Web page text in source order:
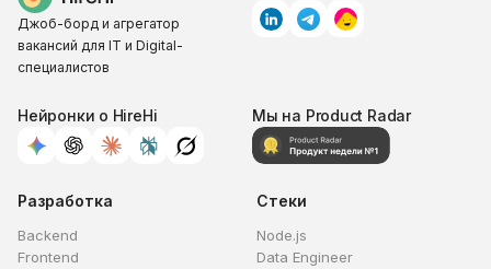
Джоб-борд и агрегатор
вакансий для IT и Digital-
специалистов
Нейронки о HireHi Мы на Product Radar
Разработка
Backend
Frontend
Стеки
Node.js
Data Engineer